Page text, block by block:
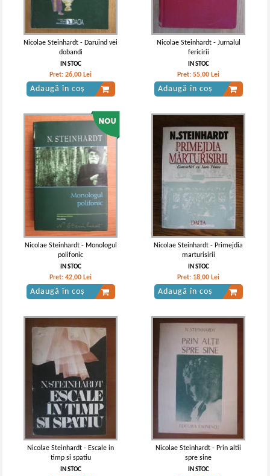
Nicolae Steinhardt - Daruind vei
dobandi
IN STOC
Pret:26,00 Lei
Adaugă în coș
Nicolae Steinhardt - Jurnalul
fericirii
IN STOC
Pret:55,00 Lei
Adaugă în coș
Nicolae Steinhardt - Monologul
polifonic
IN STOC
Pret:42,00 Lei
Adaugă în coș
Nicolae Steinhardt - Primejdia
marturisirii
IN STOC
Pret: 18,00 Lei
Adaugă în coș
Nicolae Steinhardt - Escale in
timp si spatiu
IN STOC
Nicolae Steinhardt - Prin altii
spre sine
IN STOC